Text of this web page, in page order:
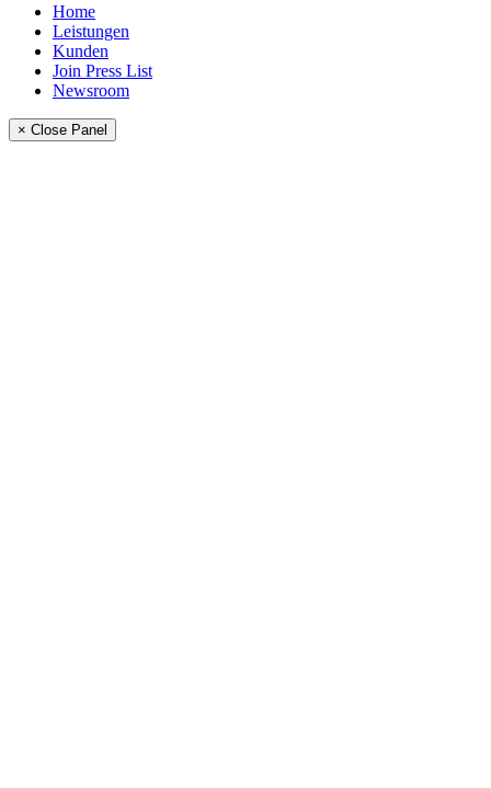
Home
Leistungen
Kunden
Join Press List
Newsroom
× Close Panel